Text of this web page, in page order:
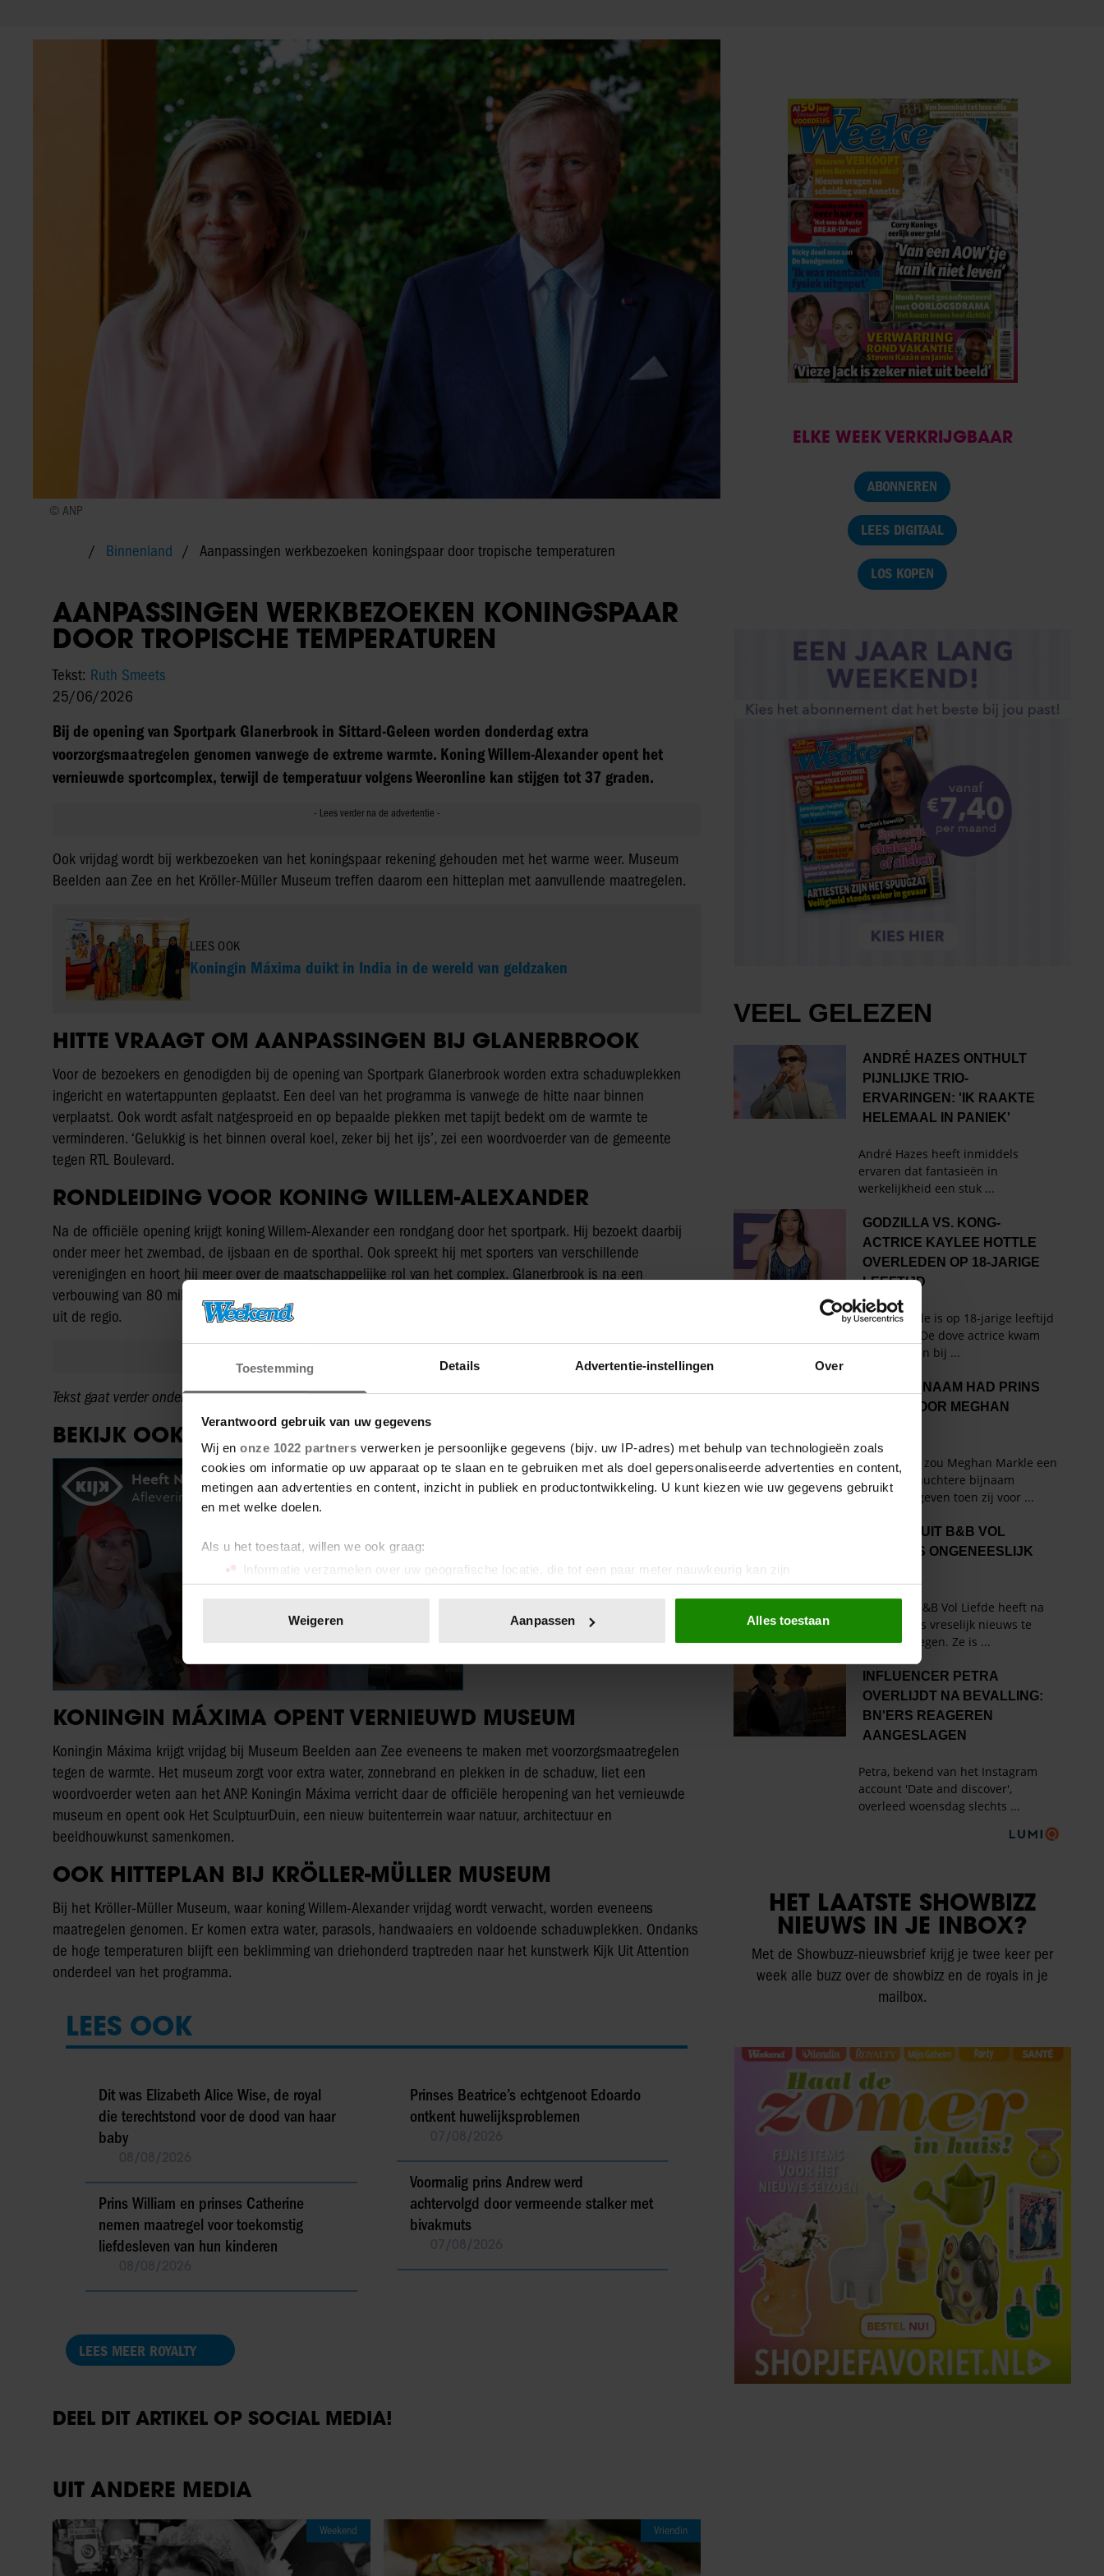
Toestemming Details Advertentie-instellingen Over
Verantwoord gebruik van uw gegevens
Wij en onze 1022 partners verwerken je persoonlijke gegevens (bijv. uw IP-adres) met behulp van technologieën zoals
cookies om informatie op uw apparaat op te slaan en te gebruiken met als doel gepersonaliseerde advertenties en content,
metingen aan advertenties en content, inzicht in publiek en productontwikkeling. U kunt kiezen wie uw gegevens gebruikt
en met welke doelen.
Als u het toestaat, willen we ook graag:
Informatie verzamelen over uw geografische locatie, die tot een paar meter nauwkeurig kan zijn
Uw apparaat identificeren door het actief te scannen op specifieke eigenschappen (fingerprinting)
toestemming op elk moment wijzigen of intrekken in de Cookieverklaring.
We gebruiken cookies om content en advertenties te personaliseren, om functies voor social media te bieden en om ons
websiteverkeer te analyseren. Ook delen we informatie over uw gebruik van onze site met onze partners voor social
media, adverteren en analyse. Deze partners kunnen deze gegevens combineren met andere informatie die u aan ze heeft
verstrekt of die ze hebben verzameld op basis van uw gebruik van hun services. U gaat akkoord met onze cookies als u
onze website blijft gebruiken.
Weigeren Aanpassen Alles toestaan
© ANP
Binnenland Aanpassingen werkbezoeken koningspaar door tropische temperaturen
AANPASSINGEN WERKBEZOEKEN KONINGSPAAR
DOOR TROPISCHE TEMPERATUREN
Tekst: Ruth Smeets
25/06/2026
Bij de opening van Sportpark Glanerbrook in Sittard-Geleen worden donderdag extra
voorzorgsmaatregelen genomen vanwege de extreme warmte. Koning Willem-Alexander opent het
vernieuwde sportcomplex, terwijl de temperatuur volgens Weeronline kan stijgen tot 37 graden.
Ook vrijdag wordt bij werkbezoeken van het koningspaar rekening gehouden met het warme weer. Museum
Beelden aan Zee en het Kröller-Müller Museum treffen daarom een hitteplan met aanvullende maatregelen.
LEES OOK
Koningin Máxima duikt in India in de wereld van geldzaken
HITTE VRAAGT OM AANPASSINGEN BIJ GLANERBROOK
Voor de bezoekers en genodigden bij de opening van Sportpark Glanerbrook worden extra schaduwplekken
ingericht en watertappunten geplaatst. Een deel van het programma is vanwege de hitte naar binnen
verplaatst. Ook wordt asfalt natgesproeid en op bepaalde plekken met tapijt bedekt om de warmte te
verminderen. ‘Gelukkig is het binnen overal koel, zeker bij het ijs’, zei een woordvoerder van de gemeente
tegen RTL Boulevard.
RONDLEIDING VOOR KONING WILLEM-ALEXANDER
Na de officiële opening krijgt koning Willem-Alexander een rondgang door het sportpark. Hij bezoekt daarbij
onder meer het zwembad, de ijsbaan en de sporthal. Ook spreekt hij met sporters van verschillende
verenigingen en hoort hij meer over de maatschappelijke rol van het complex. Glanerbrook is na een
verbouwing van 80 miljoen euro vernieuwd tot een groot sportcentrum voor zowel topsporters als recreanten
uit de regio.
Tekst gaat verder onder de video.
BEKIJK OOK:
KONINGIN MÁXIMA OPENT VERNIEUWD MUSEUM
Koningin Máxima krijgt vrijdag bij Museum Beelden aan Zee eveneens te maken met voorzorgsmaatregelen
tegen de warmte. Het museum zorgt voor extra water, zonnebrand en plekken in de schaduw, liet een
woordvoerder weten aan het ANP. Koningin Máxima verricht daar de officiële heropening van het vernieuwde
museum en opent ook Het SculptuurDuin, een nieuw buitenterrein waar natuur, architectuur en
beeldhouwkunst samenkomen.
OOK HITTEPLAN BIJ KRÖLLER-MÜLLER MUSEUM
Bij het Kröller-Müller Museum, waar koning Willem-Alexander vrijdag wordt verwacht, worden eveneens
maatregelen genomen. Er komen extra water, parasols, handwaaiers en voldoende schaduwplekken. Ondanks
de hoge temperaturen blijft een beklimming van driehonderd traptreden naar het kunstwerk Kijk Uit Attention
onderdeel van het programma.
LEES OOK
Dit was Elizabeth Alice Wise, de royal
die terechtstond voor de dood van haar
baby
Prins William en prinses Catherine
nemen maatregel voor toekomstig
liefdesleven van hun kinderen
Prinses Beatrice’s echtgenoot Edoardo
ontkent huwelijksproblemen
Voormalig prins Andrew werd
achtervolgd door vermeende stalker met
bivakmuts
LEES MEER ROYALTY
DEEL DIT ARTIKEL OP SOCIAL MEDIA!
UIT ANDERE MEDIA
Weekend Vriendin
ELKE WEEK VERKRIJGBAAR
ABONNEREN
LEES DIGITAAL
LOS KOPEN
HET LAATSTE SHOWBIZZ
NIEUWS IN JE INBOX?
Met de Showbuzz-nieuwsbrief krijg je twee keer per
week alle buzz over de showbizz en de royals in je
mailbox.